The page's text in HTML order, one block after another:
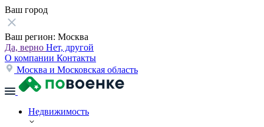
Ваш город
Ваш регион: Москва
Да, верно Нет, другой
О компании Контакты
Москва и Московская область
Недвижимость